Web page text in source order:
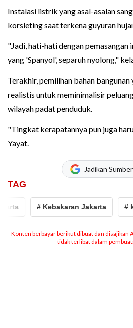
Instalasi listrik yang asal-asalan
korsleting saat terkena guyuran
"Jadi, hati-hati dengan pemasangan
yang 'Spanyol', separuh nyolong,"
Terakhir, pemilihan bahan
realistis untuk meminimalisir
wilayah padat penduduk.
"Tingkat kerapatannya pun juga
Yayat.
Jadikan
TAG
# Kebakaran Jakarta #